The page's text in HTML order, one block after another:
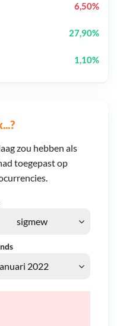
zou hebben als
toegepast op
6,50%
27,90%
1,10%